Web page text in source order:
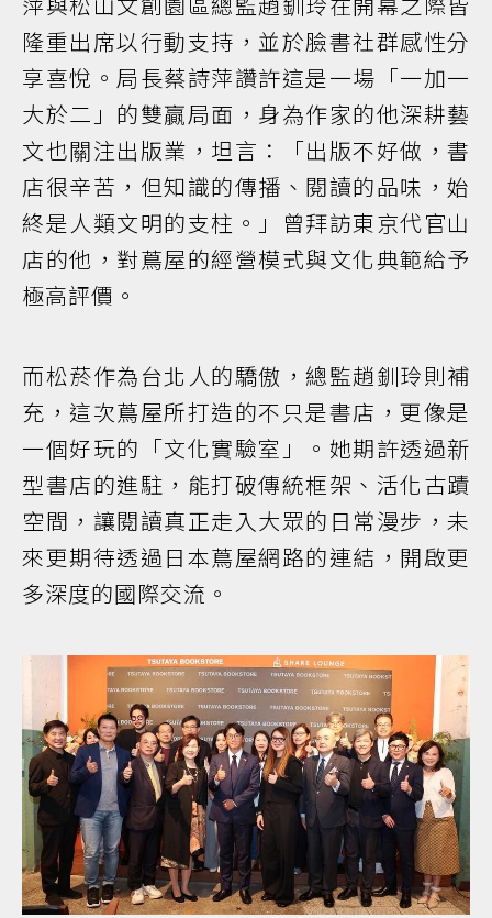
隆重出席以行動支持，並於臉書社群感性分
享喜悅。局長蔡詩萍讚許這是一場「一加一
大於二」的雙贏局面，身為作家的他深耕藝
文也關注出版業，坦言：「出版不好做，書
店很辛苦，但知識的傳播、閱讀的品味，始
終是人類文明的支柱。」曾拜訪東京代官山
店的他，對蔦屋的經營模式與文化典範給予
極高評價。
而松菸作為台北人的驕傲，總監趙釧玲則補
充，這次蔦屋所打造的不只是書店，更像是
一個好玩的「文化實驗室」。她期許透過新
型書店的進駐，能打破傳統框架、活化古蹟
空間，讓閱讀真正走入大眾的日常漫步，未
來更期待透過日本蔦屋網路的連結，開啟更
多深度的國際交流。